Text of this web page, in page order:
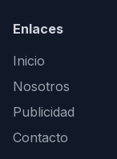
Enlaces
Inicio
Nosotros
Publicidad
Contacto